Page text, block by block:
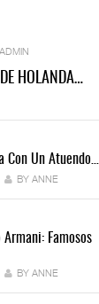
HOLANDA…
Con Un Atuendo…
BY ANNE
Famosos
BY ANNE